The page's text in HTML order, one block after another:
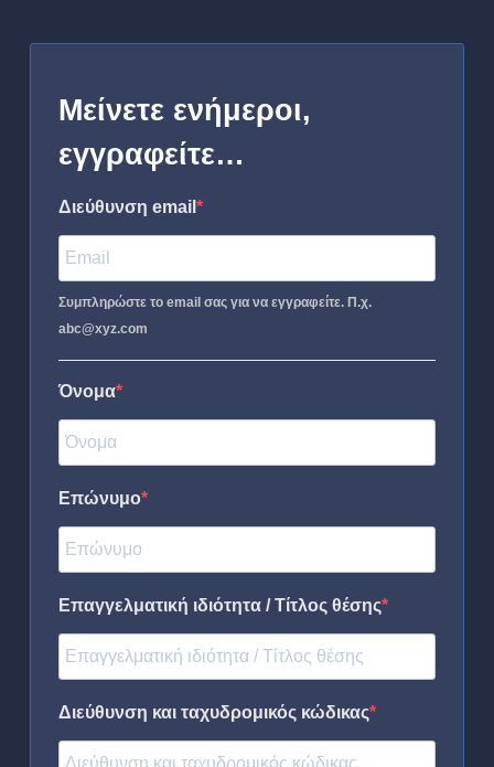
Μείνετε ενήμεροι,
εγγραφείτε…
Διεύθυνση email
Συμπληρώστε το email σας για να εγγραφείτε. Π.χ.
abc@xyz.com
Όνομα
Επώνυμο
Επαγγελματική ιδιότητα / Τίτλος θέσης
Διεύθυνση και ταχυδρομικός κώδικας